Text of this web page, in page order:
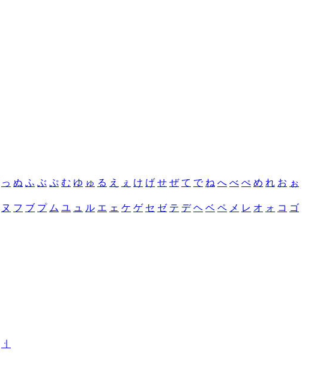
っ ぬ ふ ぶ ぷ む ゆ ゅ る え ぇ け げ せ ぜ て で ね へ べ ぺ め れ お ぉ
ヌ フ ブ プ ム ユ ュ ル エ ェ ケ ゲ セ ゼ テ デ ヘ ベ ペ メ レ オ ォ コ ゴ
ㆎ